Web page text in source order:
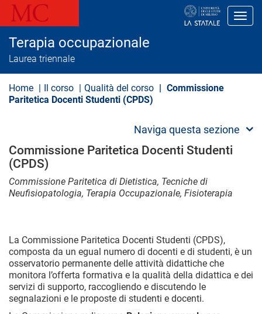
l
c
Terapia occupazionale
Laurea triennale
Home Il corso Qualità del corso
Commissione
Paritetica Docenti Studenti (CPDS)
Naviga questa sezione
Commissione Paritetica Docenti Studenti
(CPDS)
Commissione Paritetica di Dietistica, Tecniche di
Neufisiopatologia, Terapia Occupazionale, Fisioterapia
La Commissione Paritetica Docenti Studenti (CPDS),
composta da un egual numero di docenti e di studenti, è un
osservatorio permanente delle attività didattiche che
monitora l’offerta formativa e la qualità della didattica e dei
servizi di supporto, raccogliendo e discutendo le
segnalazioni e le proposte di studenti e docenti.